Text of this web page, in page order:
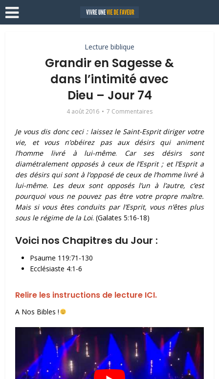
Lecture biblique
Grandir en Sagesse &
dans l’intimité avec
Dieu – Jour 74
4 août 2016 7 Commentaires
Je vous dis donc ceci : laissez le Saint-Esprit diriger votre
vie, et vous n’obéirez pas aux désirs qui animent
l’homme livré à lui-même. Car ses désirs sont
diamétralement opposés à ceux de l’Esprit ; et l’Esprit a
des désirs qui sont à l’opposé de ceux de l’homme livré à
lui-même. Les deux sont opposés l’un à l’autre, c’est
pourquoi vous ne pouvez pas être votre propre maître.
Mais si vous êtes conduits par l’Esprit, vous n’êtes plus
sous le régime de la Loi.(Galates 5:16-18)
Voici nos Chapitres du Jour :
Psaume 119:71-130
Ecclésiaste 4:1-6
Relire les instructions de lecture ICI.
A Nos Bibles !